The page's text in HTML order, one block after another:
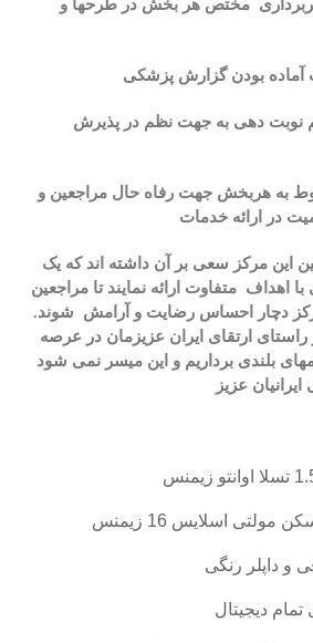
مختص هر بخش در طرحها و
آماده بودن گزارش پزشکی
نوبت دهی به جهت نظم در پذیرش
به هربخش جهت رفاه حال مراجعین و
در ارائه خدمات
این مرکز سعی بر آن داشته اند که یک
اهداف متفاوت ارائه نمایند تا مراجعین
دچار احساس رضایت و آرامش شوند.
راستای ارتقای ایران عزیزمان در عرصه
بلندی برداریم و این میسر نمی شود
عزیز
اسلایس 16 زیمنس
و داپلر رنگی
تمام دیجیتال